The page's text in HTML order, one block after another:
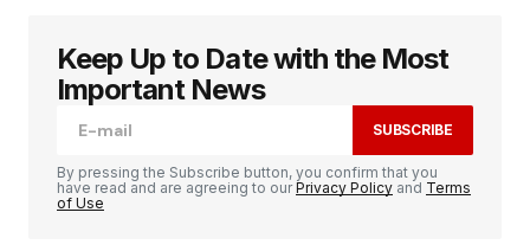
Votre adresse e-mail ne sera pas publiée. Les
champs obligatoires sont indiqués avec
Keep Up to Date with the Most
Important News
SUBSCRIBE
By pressing the Subscribe button, you confirm that you
have read and are agreeing to ourPrivacy Policy and Terms
of Use